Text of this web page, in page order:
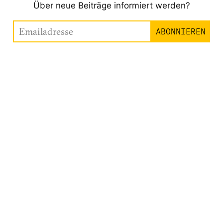
Über neue Beiträge informiert werden?
Emailadresse
ABONNIEREN